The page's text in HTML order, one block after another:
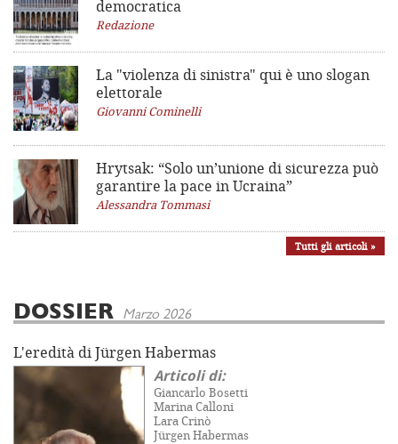
democratica
Redazione
La "violenza di sinistra" qui è uno slogan
elettorale
Giovanni Cominelli
Hrytsak: “Solo un’unione di sicurezza può
garantire la pace in Ucraina”
Alessandra Tommasi
Tutti gli articoli »
DOSSIER Marzo 2026
L'eredità di Jürgen Habermas
Articoli di:
Giancarlo Bosetti
Marina Calloni
Lara Crinò
Jürgen Habermas